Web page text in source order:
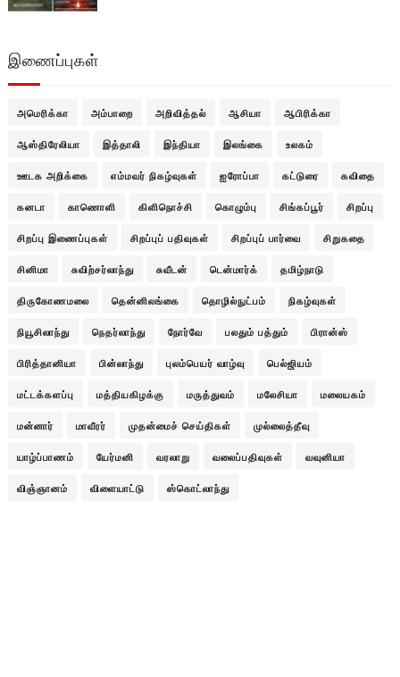
இணைப்புகள்
அமெரிக்கா அம்பாறை அறிவித்தல் ஆசியா ஆபிரிக்கா
ஆஸ்திரேலியா இத்தாலி இந்தியா இலங்கை உலகம்
ஊடக அறிக்கை எம்மவர் நிகழ்வுகள் ஐரோப்பா கட்டுரை கவிதை
கனடா காணொளி கிளிநொச்சி கொழும்பு சிங்கப்பூர் சிறப்பு
சிறப்பு இணைப்புகள் சிறப்புப் பதிவுகள் சிறப்புப் பார்வை சிறுகதை
சினிமா சுவிற்சர்லாந்து சுவீடன் டென்மார்க் தமிழ்நாடு
திருகோணமலை தென்னிலங்கை தொழில்நுட்பம் நிகழ்வுகள்
நியூசிலாந்து நெதர்லாந்து நோர்வே பலதும் பத்தும் பிரான்ஸ்
பிரித்தானியா பின்லாந்து புலம்பெயர் வாழ்வு பெல்ஜியம்
மட்டக்களப்பு மத்தியகிழக்கு மருத்துவம் மலேசியா மலையகம்
மன்னார் மாவீரர் முதன்மைச் செய்திகள் முல்லைத்தீவு
யாழ்ப்பாணம் யேர்மனி வரலாறு வலைப்பதிவுகள் வவுனியா
விஞ்ஞானம் விளையாட்டு ஸ்கொட்லாந்து